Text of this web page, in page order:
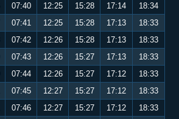
07:40 12:25 15:28 17:14
18:34
07:41 12:25 15:28 17:13
18:33
07:42 12:26 15:28 17:13
18:33
07:43 12:26 15:27 17:13
18:33
07:44 12:26 15:27 17:12
18:33
07:45 12:27 15:27 17:12
18:33
07:46 12:27 15:27 17:12
18:33